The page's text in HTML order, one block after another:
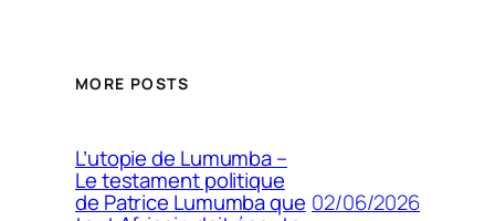
MORE POSTS
L’utopie de Lumumba –
Le testament politique
de Patrice Lumumba que 02/06/2026